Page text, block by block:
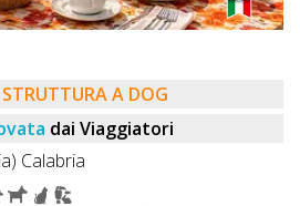
STRUTTURA A DOG
dai Viaggiatori
Calabria